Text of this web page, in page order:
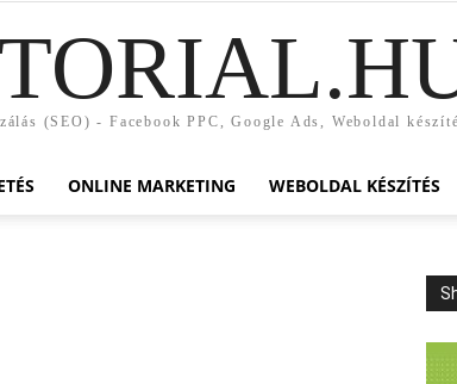
(SEO) - Facebook PPC, Google Ads, Weboldal
ONLINE MARKETING WEBOLDAL KÉSZÍTÉS